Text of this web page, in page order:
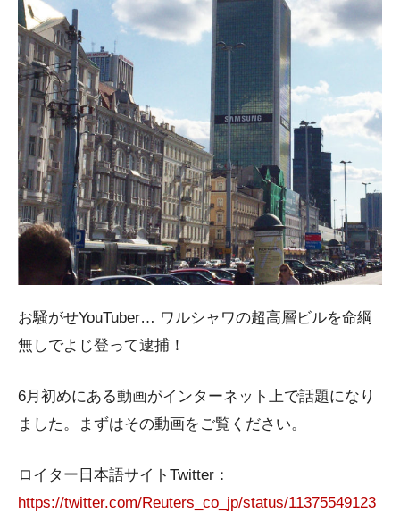
お騒がせYouTuber… ワルシャワの超高層ビルを命綱
無しでよじ登って逮捕！
6月初めにある動画がインターネット上で話題になり
ました。まずはその動画をご覧ください。
ロイター日本語サイトTwitter：
https://twitter.com/Reuters_co_jp/status/11375549123